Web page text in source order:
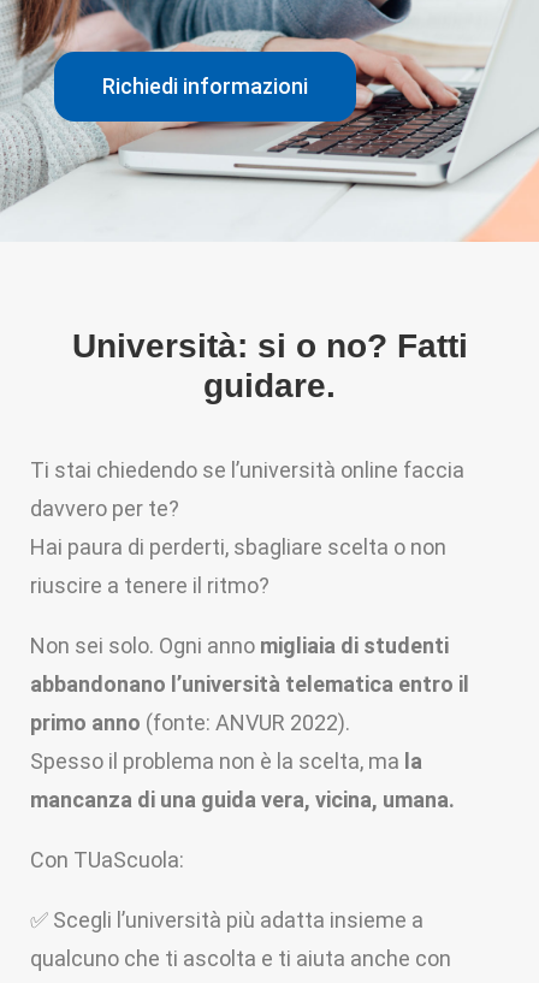
Richiedi informazioni
Università: si o no? Fatti
guidare.
Ti stai chiedendo se l’università online faccia
davvero per te?
Hai paura di perderti, sbagliare scelta o non
riuscire a tenere il ritmo?
Non sei solo. Ogni anno migliaia di studenti
abbandonano l’università telematica entro il
primo anno (fonte: ANVUR 2022).
Spesso il problema non è la scelta, ma la
mancanza di una guida vera, vicina, umana.
Con TUaScuola:
✅ Scegli l’università più adatta insieme a
qualcuno che ti ascolta e ti aiuta anche con